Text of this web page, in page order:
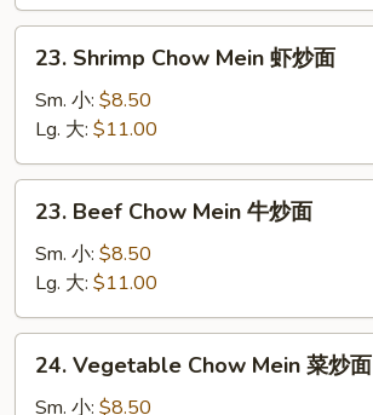
叉
Shrimp
Chow
Mein
虾
炒
23. Shrimp Chow Mein 虾炒面
Sm. 小: $8.50
Lg. 大: $11.00
Beef
Chow
Mein
牛
炒
23. Beef Chow Mein 牛炒面
Sm. 小: $8.50
Lg. 大: $11.00
Vegetable
Chow
24. Vegetable Chow Mein 菜炒面
Sm. 小: $8.50